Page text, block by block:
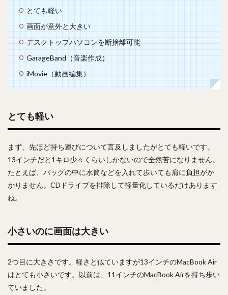
とても軽い
画面が意外と大きい
デスクトップパソコンを断捨離可能
GarageBand（音楽作成）
iMovie（動画編集）
とても軽い
まず、先ほど持ち運びについて言及しましたがとても軽いです。
13インチだと1キロ少々くらいしかないので全然苦になりません。
たとえば、バッグの中に水筒などを入れて歩いても肩に負担がか
かりません。CDドライブを排除して軽量化しているだけあります
ね。
小さいのに画面は大きい
2つ目に大きさです。軽さと似ていますが13インチのMacBook Air
はとても小さいです。以前は、11インチのMacBook Airを持ち歩い
ていました。